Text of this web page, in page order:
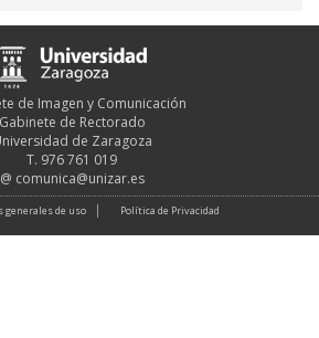
de Imagen y Comunicación
Gabinete de Rectorado
de Zaragoza
T. 976 761 019
@ comunica@unizar.es
generales de uso Política de Privacidad